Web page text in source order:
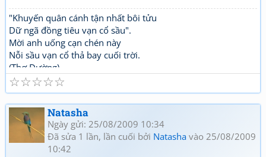
"Khuyến quân cánh tận nhất bôi tửu
Dữ ngã đồng tiêu vạn cổ sầu".
Mời anh uống cạn chén này
Nỗi sầu vạn cổ thả bay cuối trời.
(Thơ Đường)
☆
☆
☆
☆
☆
Natasha
Ngày gửi: 25/08/2009 10:34
Đã sửa 1 lần, lần cuối bởi Natasha vào 25/08/2009
10:42